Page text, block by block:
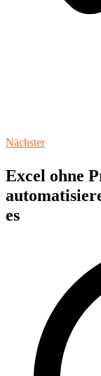
Nächster
Excel ohne
es